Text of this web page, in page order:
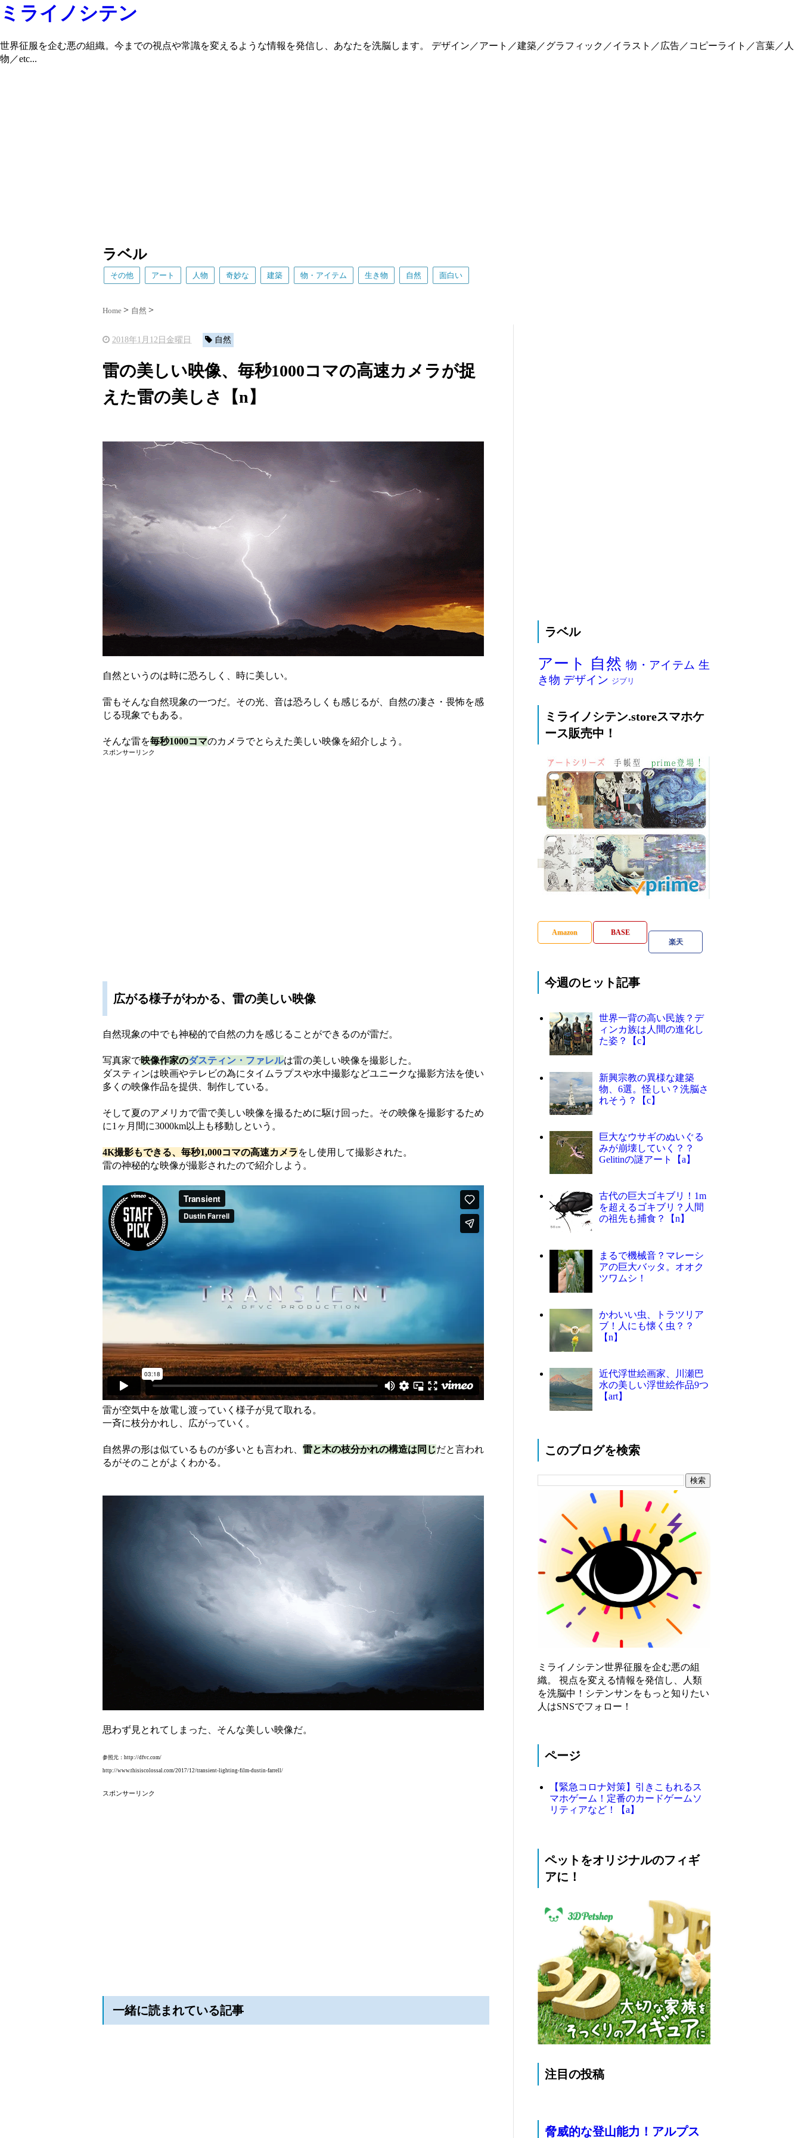
ミライノシテン
世界征服を企む悪の組織。今までの視点や常識を変えるような情報を発信し、あなたを洗脳します。 デザイン／アート／建築／グラフィック／イラスト／広告／コピーライト／言葉／人
物／etc...
ラベル
その他 アート 人物 奇妙な 建築 物・アイテム 生き物 自然 面白い
Home 自然
2018年1月12日金曜日 自然
雷の美しい映像、毎秒1000コマの高速カメラが捉
えた雷の美しさ【n】
自然というのは時に恐ろしく、時に美しい。
雷もそんな自然現象の一つだ。その光、音は恐ろしくも感じるが、自然の凄さ・畏怖を感
じる現象でもある。
そんな雷を毎秒1000コマのカメラでとらえた美しい映像を紹介しよう。
スポンサーリンク
広がる様子がわかる、雷の美しい映像
自然現象の中でも神秘的で自然の力を感じることができるのが雷だ。
写真家で映像作家のダスティン・ファレルは雷の美しい映像を撮影した。
ダスティンは映画やテレビの為にタイムラプスや水中撮影などユニークな撮影方法を使い
多くの映像作品を提供、制作している。
そして夏のアメリカで雷で美しい映像を撮るために駆け回った。その映像を撮影するため
に1ヶ月間に3000km以上も移動しという。
4K撮影もできる、毎秒1,000コマの高速カメラ をし使用して撮影された。
雷の神秘的な映像が撮影されたので紹介しよう。
雷が空気中を放電し渡っていく様子が見て取れる。
一斉に枝分かれし、広がっていく。
自然界の形は似ているものが多いとも言われ、 雷と木の枝分かれの構造は同じだと言われ
るがそのことがよくわかる。
思わず見とれてしまった、そんな美しい映像だ。
参照元：http://dfvc.com/
http://www.thisiscolossal.com/2017/12/transient-lighting-film-dustin-farrell/
スポンサーリンク
一緒に読まれている記事
ラベル
アート 自然 物・アイテム 生
き物 デザイン ジブリ
ミライノシテン.storeスマホケ
ース販売中！
Amazon
BASE
楽天
今週のヒット記事
世界一背の高い民族？デ
ィンカ族は人間の進化し
た姿？【c】
新興宗教の異様な建築
物、6選。怪しい？洗脳さ
れそう？【c】
巨大なウサギのぬいぐる
みが崩壊していく？？
Gelitinの謎アート【a】
古代の巨大ゴキブリ！1m
を超えるゴキブリ？人間
の祖先も捕食？【n】
まるで機械音？マレーシ
アの巨大バッタ。オオク
ツワムシ！
かわいい虫、トラツリア
ブ！人にも懐く虫？？
【n】
近代浮世絵画家、川瀬巴
水の美しい浮世絵作品9つ
【art】
このブログを検索
ミライノシテン世界征服を企む悪の組
織。 視点を変える情報を発信し、人類
を洗脳中！シテンサンをもっと知りたい
人はSNSでフォロー！
ページ
【緊急コロナ対策】引きこもれるス
マホゲーム！定番のカードゲームソ
リティアなど！【a】
ペットをオリジナルのフィギ
アに！
注目の投稿
脅威的な登山能力！アルプス